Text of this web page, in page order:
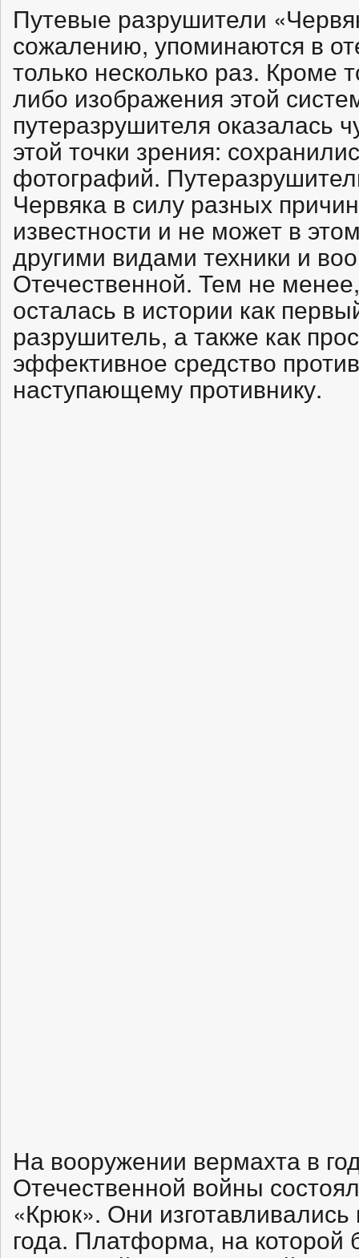
Путевые разрушители
сожалению, упоминаются в
только несколько раз. Кроме
либо изображения этой
путеразрушителя оказалась
этой точки зрения:
фотографий.
Червяка в силу разных
известности и не может в
другими видами техники и
Отечественной. Тем не
осталась в истории как
разрушитель, а также как
эффективное средство
наступающему противнику.
На вооружении вермахта в
Отечественной войны
«Крюк». Они
года. Платформа, на которой